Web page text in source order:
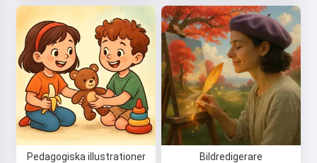
Pedagogiska illustrationer Bildredigerare